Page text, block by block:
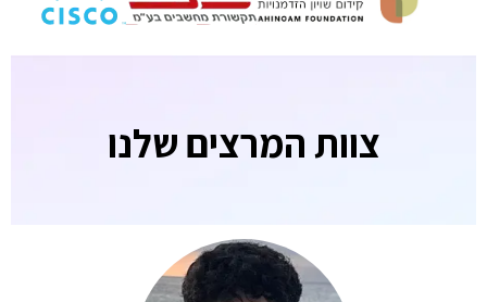
צוות המרצים שלנו